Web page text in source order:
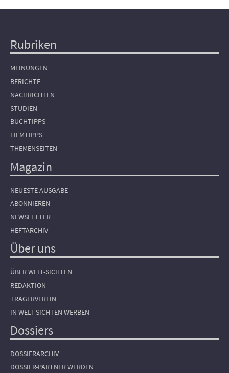
Hauptnavigation
Rubriken
MEINUNGEN
BERICHTE
NACHRICHTEN
STUDIEN
BUCHTIPPS
FILMTIPPS
THEMENSEITEN
Magazin
NEUESTE AUSGABE
ABONNIEREN
NEWSLETTER
HEFTARCHIV
Über uns
ÜBER WELT-SICHTEN
REDAKTION
TRÄGERVEREIN
IN WELT-SICHTEN WERBEN
Dossiers
DOSSIERARCHIV
DOSSIER-PARTNER WERDEN